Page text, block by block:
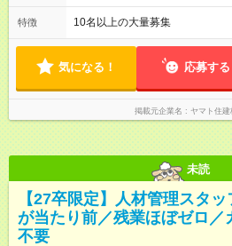
特徴 10名以上の大量募集
気になる！ 応募する
掲載元企業名 ヤマト住建
未読
【27卒限定】人材管理スタ
が当たり前／残業ほぼゼロ／
不要